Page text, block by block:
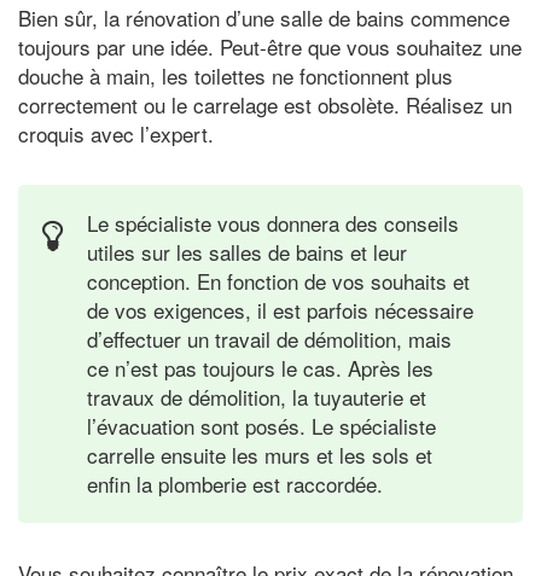
Bien sûr, la rénovation d’une salle de bains commence
toujours par une idée. Peut-être que vous souhaitez une
douche à main, les toilettes ne fonctionnent plus
correctement ou le carrelage est obsolète. Réalisez un
croquis avec l’expert.
Le spécialiste vous donnera des conseils
utiles sur les salles de bains et leur
conception. En fonction de vos souhaits et
de vos exigences, il est parfois nécessaire
d’effectuer un travail de démolition, mais
ce n’est pas toujours le cas. Après les
travaux de démolition, la tuyauterie et
l’évacuation sont posés. Le spécialiste
carrelle ensuite les murs et les sols et
enfin la plomberie est raccordée.